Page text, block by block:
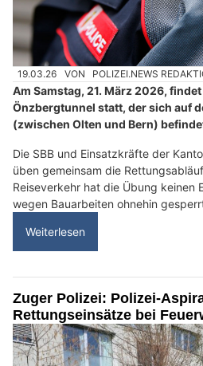
19.03.26 VON POLIZEI.NEWS
Am Samstag, 21. März 2026,
Önzbergtunnel statt, der sich auf
(zwischen Olten und Bern)
Die SBB und Einsatzkräfte der
üben gemeinsam die
Reiseverkehr hat die Übung keinen
wegen Bauarbeiten ohnehin
Weiterlesen
Zuger Polizei: Polizei-
Rettungseinsätze bei